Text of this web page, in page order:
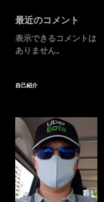
最近のコメント
表示できるコメントは
ありません。
自己紹介